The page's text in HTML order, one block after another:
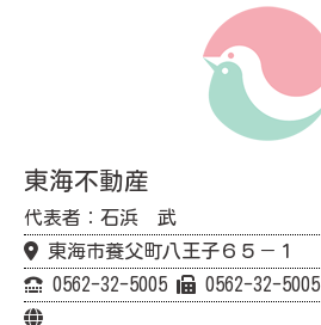
東海不動産
代表者：石浜 武
東海市養父町八王子６５－１
0562-32-5005
0562-32-5005